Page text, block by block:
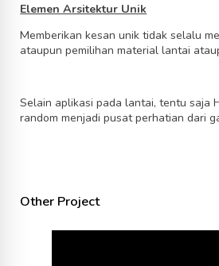
Elemen Arsitektur Unik
Memberikan kesan unik tidak selalu
ataupun pemilihan material lantai
Selain aplikasi pada lantai, tentu saja
random menjadi pusat perhatian dari
Other Project